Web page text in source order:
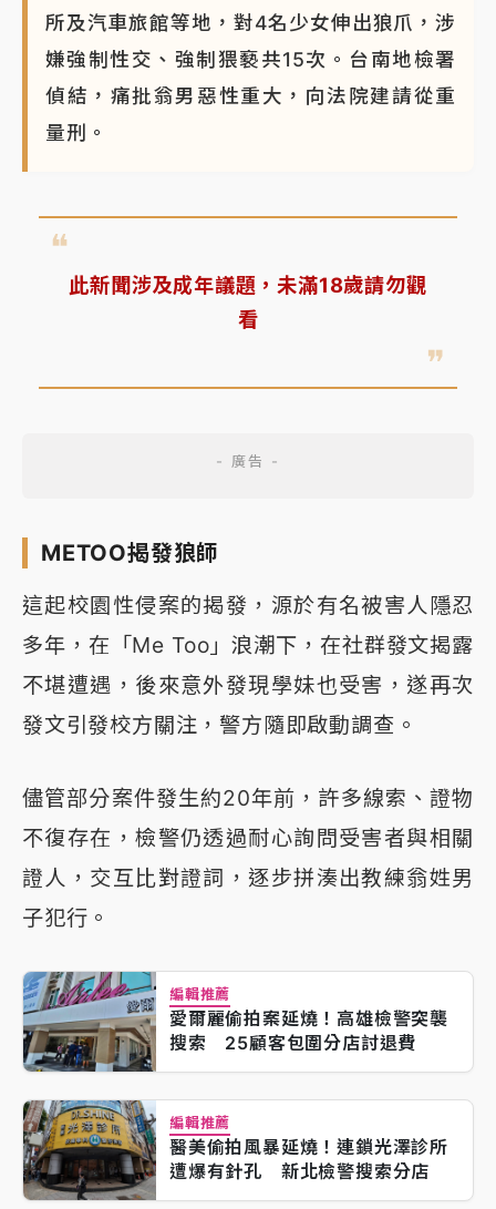
所及汽車旅館等地，對4名少女伸出狼爪，涉
嫌強制性交、強制猥褻共15次。台南地檢署
偵結，痛批翁男惡性重大，向法院建請從重
量刑。
此新聞涉及成年議題，未滿18歲請勿觀
看
METOO揭發狼師
這起校園性侵案的揭發，源於有名被害人隱忍
多年，在「Me Too」浪潮下，在社群發文揭露
不堪遭遇，後來意外發現學妹也受害，遂再次
發文引發校方關注，警方隨即啟動調查。
儘管部分案件發生約20年前，許多線索、證物
不復存在，檢警仍透過耐心詢問受害者與相關
證人，交互比對證詞，逐步拼湊出教練翁姓男
子犯行。
編輯推薦
愛爾麗偷拍案延燒！高雄檢警突襲
搜索 25顧客包圍分店討退費
編輯推薦
醫美偷拍風暴延燒！連鎖光澤診所
遭爆有針孔 新北檢警搜索分店